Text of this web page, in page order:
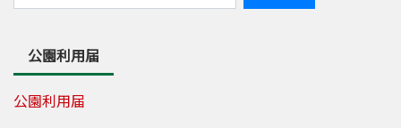
公園利用届
公園利用届